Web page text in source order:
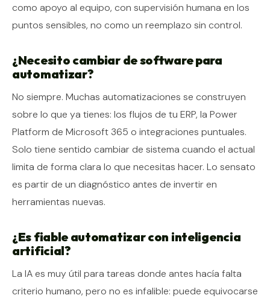
como apoyo al equipo, con supervisión humana en los
puntos sensibles, no como un reemplazo sin control.
¿Necesito cambiar de software para
automatizar?
No siempre. Muchas automatizaciones se construyen
sobre lo que ya tienes: los flujos de tu ERP, la Power
Platform de Microsoft 365 o integraciones puntuales.
Solo tiene sentido cambiar de sistema cuando el actual
limita de forma clara lo que necesitas hacer. Lo sensato
es partir de un diagnóstico antes de invertir en
herramientas nuevas.
¿Es fiable automatizar con inteligencia
artificial?
La IA es muy útil para tareas donde antes hacía falta
criterio humano, pero no es infalible: puede equivocarse